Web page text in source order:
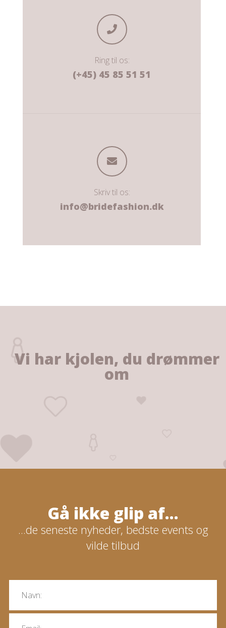
Ring til os:
(+45) 45 85 51 51
Skriv til os:
info@bridefashion.dk
Vi har kjolen, du drømmer
om
Gå ikke glip af...
...de seneste nyheder, bedste events og
vilde tilbud